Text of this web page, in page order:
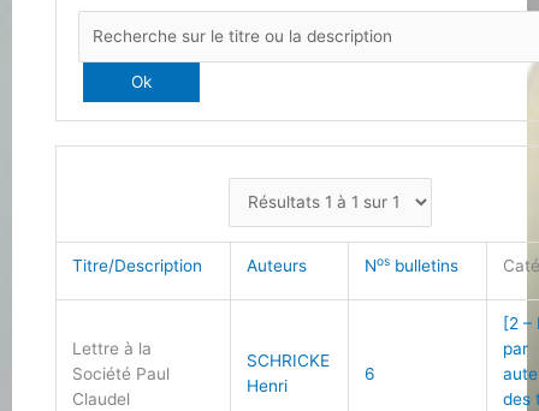
Titre/Description Auteurs Nos bulletins
Lettre à la
Société Paul
Claudel
SCHRICKE
Henri
6
[2 –
par
des